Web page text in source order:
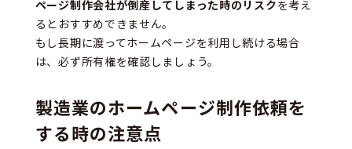
ページ制作会社が倒産してしまった時のリスクを考え
るとおすすめできません。
もし長期に渡ってホームページを利用し続ける場合
は、必ず所有権を確認しましょう。
製造業のホームページ制作依頼を
する時の注意点